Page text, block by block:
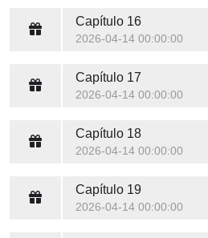
Capítulo 16
2026-04-14 00:00:00
Capítulo 17
2026-04-14 00:00:00
Capítulo 18
2026-04-14 00:00:00
Capítulo 19
2026-04-14 00:00:00